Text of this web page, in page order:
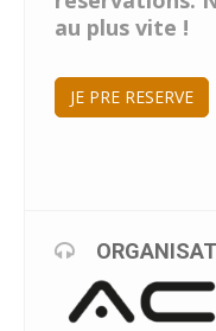
au plus vite !
JE PRE RESERVE